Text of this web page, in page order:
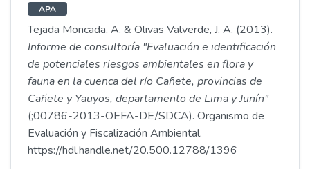
APA
Tejada Moncada, A. & Olivas Valverde, J. A. (2013).
Informe de consultoría "Evaluación e identificación
de potenciales riesgos ambientales en flora y
fauna en la cuenca del río Cañete, provincias de
Cañete y Yauyos, departamento de Lima y Junín"
(;00786-2013-OEFA-DE/SDCA). Organismo de
Evaluación y Fiscalización Ambiental.
https://hdl.handle.net/20.500.12788/1396